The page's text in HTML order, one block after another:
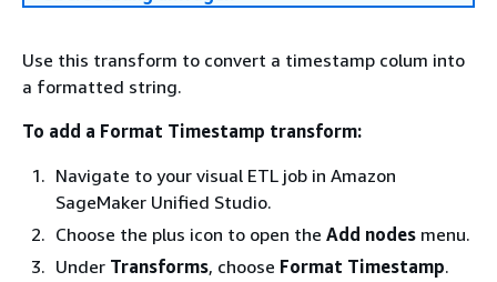
Use this transform to convert a timestamp colum into
a formatted string.
To add a Format Timestamp transform:
Navigate to your visual ETL job in Amazon
SageMaker Unified Studio.
Choose the plus icon to open the Add nodes menu.
Under Transforms, choose Format Timestamp.